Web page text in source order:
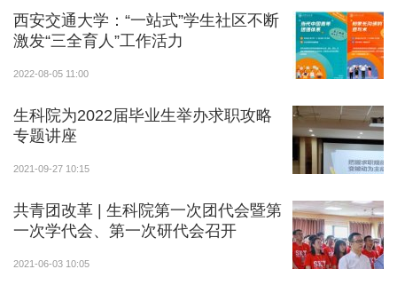
融经济类竞赛提供实践场景，让经济管理类专业知
识‘活’起来、‘实’起来、‘动’起来，推动形成创新型、开放
式的高素质经济类人才培养高地。”经济管理实验教学示
（本报记者 李 洁 张哲浩）
来源：光明日报2023年12月2日04版
西安交通大学：“一站式”学生社区不断
激发“三全育人”工作活力
2022-08-05 11:00
生科院为2022届毕业生举办求职攻略
专题讲座
2021-09-27 10:15
共青团改革 | 生科院第一次团代会暨第
一次学代会、第一次研代会召开
2021-06-03 10:05